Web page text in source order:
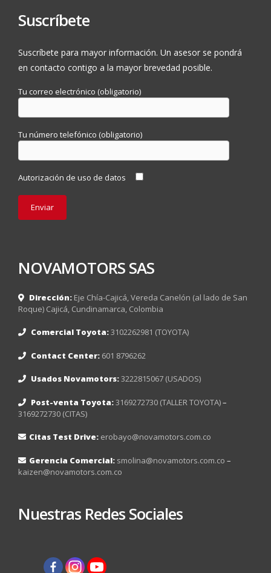
Suscríbete
Suscríbete para mayor información. Un asesor se pondrá
en contacto contigo a la mayor brevedad posible.
Tu correo electrónico (obligatorio)
Tu número telefónico (obligatorio)
Autorización de uso de datos
NOVAMOTORS SAS
Dirección: Eje Chía-Cajicá, Vereda Canelón (al lado de San
Roque) Cajicá, Cundinamarca, Colombia
Comercial Toyota:3102262981 (TOYOTA)
Contact Center: 601 8796262
Usados Novamotors:3222815067 (USADOS)
Post-venta Toyota:3169272730 (TALLER TOYOTA)–
3169272730 (CITAS)
Citas Test Drive: erobayo@novamotors.com.co
Gerencia Comercial: smolina@novamotors.com.co –
kaizen@novamotors.com.co
Nuestras Redes Sociales